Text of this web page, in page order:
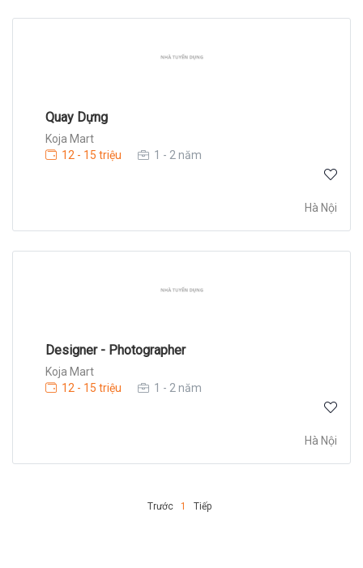
Quay Dựng
Koja Mart
12 - 15 triệu
1 - 2 năm
Hà Nội
Designer - Photographer
Koja Mart
12 - 15 triệu
1 - 2 năm
Hà Nội
Trước 1 Tiếp